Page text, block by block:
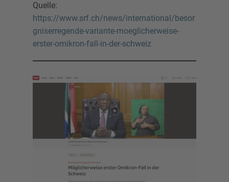
Quelle:
https://www.srf.ch/news/international/besor
gniserregende-variante-moeglicherweise-
erster-omikron-fall-in-der-schweiz